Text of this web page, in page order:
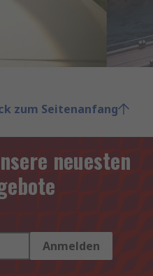
zum Seitenanfang
neuesten
Anmelden